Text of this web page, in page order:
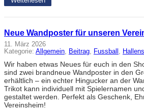
Neue Wandposter für unseren
11. März 2026
Kategorie: Allgemein Beitrag Fussball
Wir haben etwas Neues für euch in den
sind zwei brandneue Wandposter in den
erhältlich – ein echter Hingucker an der
Trikot kann individuell mit Spielernamen
gestaltet werden. Perfekt als Geschenk,
Vereinsheim!